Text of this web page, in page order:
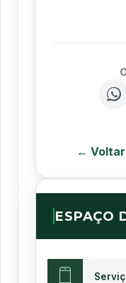
← Voltar
ESPAÇO